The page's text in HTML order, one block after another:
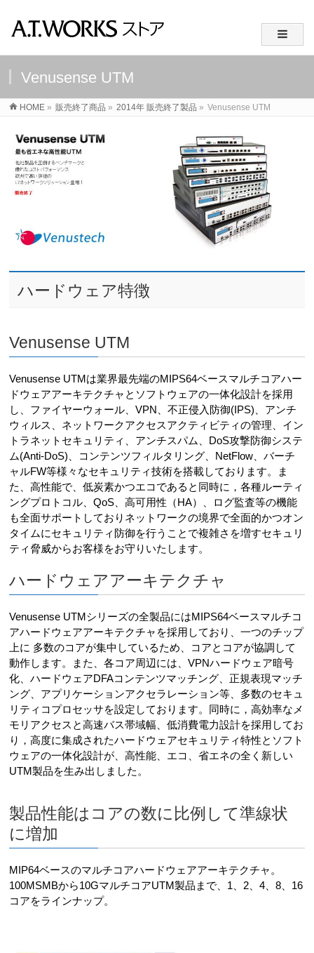
Venusense UTM
HOME » 販売終了商品 » 2014年 販売終了製品 » Venusense UTM
ハードウェア特徴
Venusense UTM
Venusense UTMは業界最先端のMIPS64ベースマルチコアハー
ドウェアアーキテクチャとソフトウェアの一体化設計を採用
し、ファイヤーウォール、VPN、不正侵入防御(IPS)、アンチ
ウィルス、ネットワークアクセスアクティビティの管理、イン
トラネットセキュリティ、アンチスパム、DoS攻撃防御システ
ム(Anti-DoS)、コンテンツフィルタリング、NetFlow、バーチ
ャルFW等様々なセキュリティ技術を搭載しております。ま
た、高性能で、低炭素かつエコであると同時に，各種ルーティ
ングプロトコル、QoS、高可用性（HA）、ログ監査等の機能
も全面サポートしておりネットワークの境界で全面的かつオン
タイムにセキュリティ防御を行うことで複雑さを増すセキュリ
ティ脅威からお客様をお守りいたします。
ハードウェアアーキテクチャ
Venusense UTMシリーズの全製品にはMIPS64ベースマルチコ
アハードウェアアーキテクチャを採用しており、一つのチップ
上に 多数のコアが集中しているため、コアとコアが協調して
動作します。また、各コア周辺には、VPNハードウェア暗号
化、ハードウェアDFAコンテンツマッチング、正規表現マッチ
ング、アプリケーションアクセラレーション等、多数のセキュ
リティコプロセッサを設定しております。同時に，高効率なメ
モリアクセスと高速バス帯域幅、低消費電力設計を採用してお
り，高度に集成されたハードウェアセキュリティ特性とソフト
ウェアの一体化設計が、高性能、エコ、省エネの全く新しい
UTM製品を生み出しました。
製品性能はコアの数に比例して準線状
に増加
MIP64ベースのマルチコアハードウェアアーキテクチャ。
100MSMBから10GマルチコアUTM製品まで、1、2、4、8、16
コアをラインナップ。